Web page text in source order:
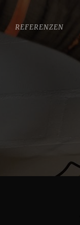
REFERENZEN